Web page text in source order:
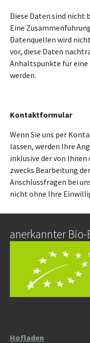
Diese Daten sind nicht
Eine
Datenquellen wird
vor, diese Daten
Anhaltspunkte für
werden.
Kontaktformular
Wenn Sie uns per
lassen, werden Ihre
inklusive der von
zwecks Bearbeitung
Anschlussfragen bei
nicht ohne Ihre
anerkannter
Hofladen